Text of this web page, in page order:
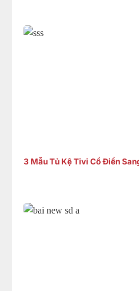
3 Mẫu Tủ Kệ Tivi Cổ Điển